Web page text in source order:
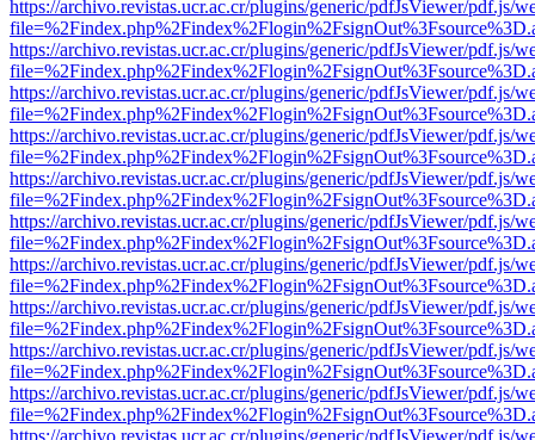
https://archivo.revistas.ucr.ac.cr/plugins/generic/pdfJsViewer/pdf.js/
https://archivo.revistas.ucr.ac.cr/plugins/generic/pdfJsViewer/pdf.js/
https://archivo.revistas.ucr.ac.cr/plugins/generic/pdfJsViewer/pdf.js/
https://archivo.revistas.ucr.ac.cr/plugins/generic/pdfJsViewer/pdf.js/
https://archivo.revistas.ucr.ac.cr/plugins/generic/pdfJsViewer/pdf.js/
https://archivo.revistas.ucr.ac.cr/plugins/generic/pdfJsViewer/pdf.js/
https://archivo.revistas.ucr.ac.cr/plugins/generic/pdfJsViewer/pdf.js/
https://archivo.revistas.ucr.ac.cr/plugins/generic/pdfJsViewer/pdf.js/
https://archivo.revistas.ucr.ac.cr/plugins/generic/pdfJsViewer/pdf.js/
https://archivo.revistas.ucr.ac.cr/plugins/generic/pdfJsViewer/pdf.js/
https://archivo.revistas.ucr.ac.cr/plugins/generic/pdfJsViewer/pdf.js/